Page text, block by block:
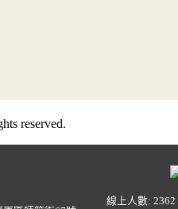
reserved.
線上人數: 2362